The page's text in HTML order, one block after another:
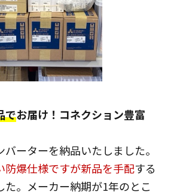
でお届け！コネクション豊富
ーターを納品いたしました。
防爆仕様ですが新品を手配する
た。メーカー納期が1年のとこ